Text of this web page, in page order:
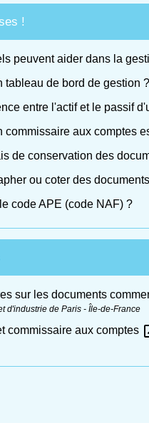
!
peuvent aider dans la
tableau de bord de gestion ?
entre l'actif et le passif
commissaire aux comptes
de conservation des
ou coter des
code APE (code NAF) ?
sur les documents
d'industrie de Paris - Île-de-France
commissaire aux comptes